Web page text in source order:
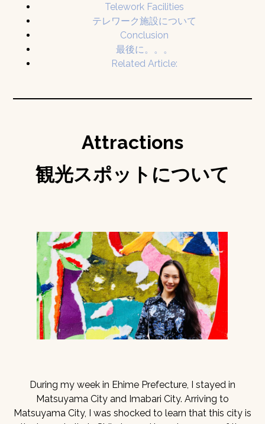
Telework Facilities
テレワーク施設について
Conclusion
最後に。。。
Related Article:
Attractions
観光スポットについて
During my week in Ehime Prefecture, I stayed in
Matsuyama City and Imabari City. Arriving to
Matsuyama City, I was shocked to learn that this city is